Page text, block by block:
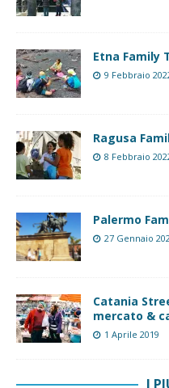
Etna Family
9 Febbraio
Ragusa
8 Febbraio
Palermo
27 Gennaio
Catania
mercato &
1 Aprile 2019
I